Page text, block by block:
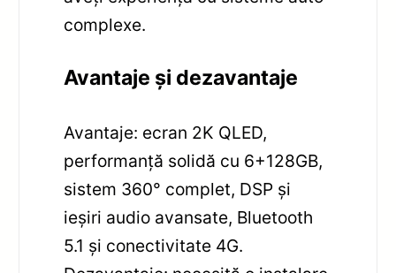
complexe.
Avantaje și dezavantaje
Avantaje: ecran 2K QLED,
performanță solidă cu 6+128GB,
sistem 360° complet, DSP și
ieșiri audio avansate, Bluetooth
5.1 și conectivitate 4G.